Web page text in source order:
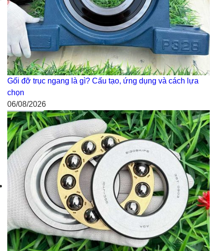
Gối đỡ trục ngang là gì? Cấu tạo, ứng dụng và cách lựa
chọn
06/08/2026